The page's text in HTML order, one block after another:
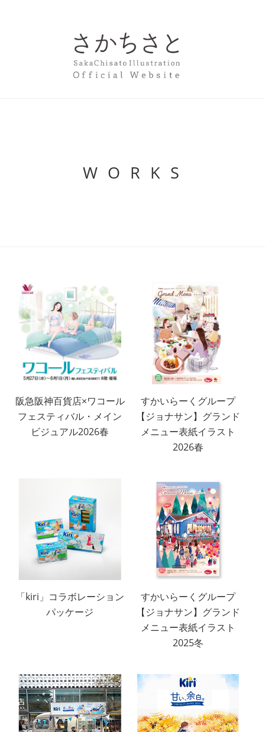
W O R K S
阪急阪神百貨店×ワコール
フェスティバル・メイン
ビジュアル2026春
すかいらーくグループ
【ジョナサン】グランド
メニュー表紙イラスト
2026春
「kiri」コラボレーション
パッケージ
すかいらーくグループ
【ジョナサン】グランド
メニュー表紙イラスト
2025冬